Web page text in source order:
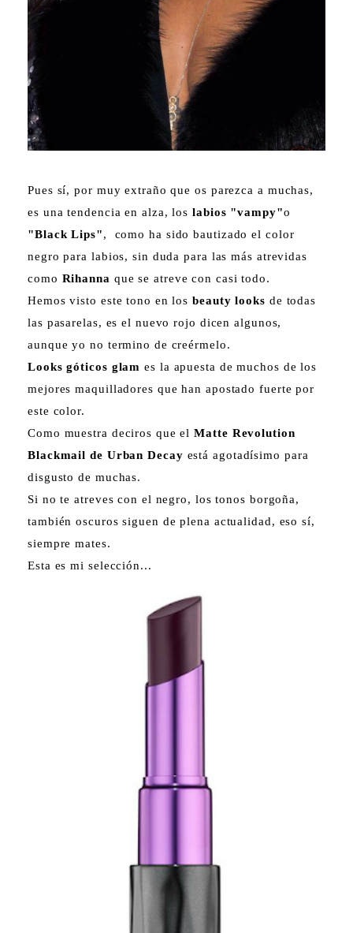
Pues sí, por muy extraño que os parezca a muchas,
es una tendencia en alza, los labios "vampy"o
"Black Lips", como ha sido bautizado el color
negro para labios, sin duda para las más atrevidas
como Rihanna que se atreve con casi todo.
Hemos visto este tono en losbeauty looks de todas
las pasarelas, es el nuevo rojo dicen algunos,
aunque yo no termino de creérmelo.
Looks góticos glam es la apuesta de muchos de los
mejores maquilladores que han apostado fuerte por
este color.
Como muestra deciros que elMatte Revolution
Blackmail de Urban Decay está agotadísimo para
disgusto de muchas.
Si no te atreves con el negro, los tonos borgoña,
también oscuros siguen de plena actualidad, eso sí,
siempre mates.
Esta es mi selección...